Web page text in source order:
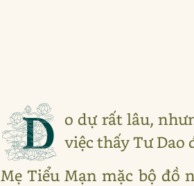
D o dự rất lâu,
việc thấy Tư Dao
Mẹ Tiểu Mạn mặc bộ